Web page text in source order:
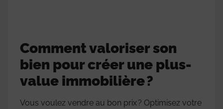
Comment valoriser son
bien pour créer une plus-
value immobilière ?
Vous voulez vendre au bon prix ? Optimisez votre